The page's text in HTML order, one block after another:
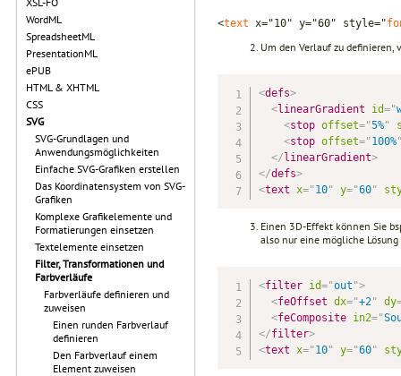
WordML
SpreadsheetML
PresentationML
ePUB
HTML & XHTML
CSS
SVG
SVG-Grundlagen und
Anwendungsmöglichkeiten
Einfache SVG-Grafiken erstellen
Das Koordinatensystem von SVG-
Grafiken
Komplexe Grafikelemente und
Formatierungen einsetzen
Textelemente einsetzen
Filter, Transformationen und
Farbverläufe
Farbverläufe definieren und
zuweisen
Einen runden Farbverlauf
definieren
Den Farbverlauf einem
Element zuweisen
<text x="10" y="60" style="
Um den Verlauf zu definieren,
<defs>
<linearGradient id="
<stop offset="5%"
<stop offset="100%
</ linearGradient>
</defs>
<text x="10" y="60"
Einen 3D-Effekt können Sie
also nur eine mögliche Lösung
<filter id="out ">
<feOffset dx="+2" dy
<feComposite in2="
</filter>
<text x="10" y="60"